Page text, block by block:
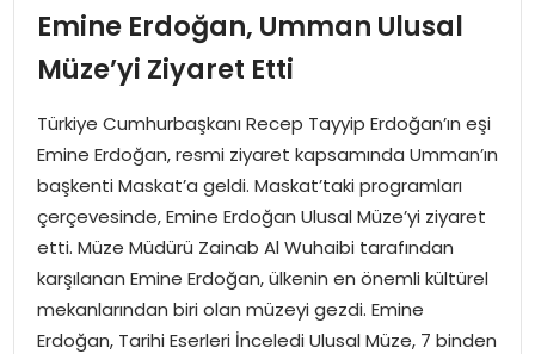
GÜNCEL
MAGAZIN
EKONOMI
SPOR
TEKNOLOJI
EĞITIM
Emine Erdoğan, Umman Ulusal
Müze’yi Ziyaret Etti
Türkiye Cumhurbaşkanı Recep Tayyip Erdoğan’ın eşi
Emine Erdoğan, resmi ziyaret kapsamında Umman’ın
başkenti Maskat’a geldi. Maskat’taki programları
çerçevesinde, Emine Erdoğan Ulusal Müze’yi ziyaret
etti. Müze Müdürü Zainab Al Wuhaibi tarafından
karşılanan Emine Erdoğan, ülkenin en önemli kültürel
mekanlarından biri olan müzeyi gezdi. Emine
Erdoğan, Tarihi Eserleri İnceledi Ulusal Müze, 7 binden